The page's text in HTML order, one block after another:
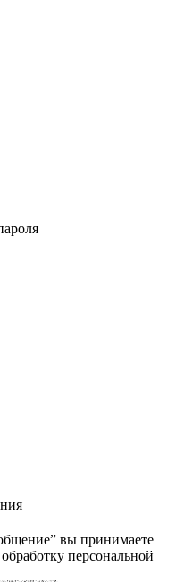
вы принимаете
персональной